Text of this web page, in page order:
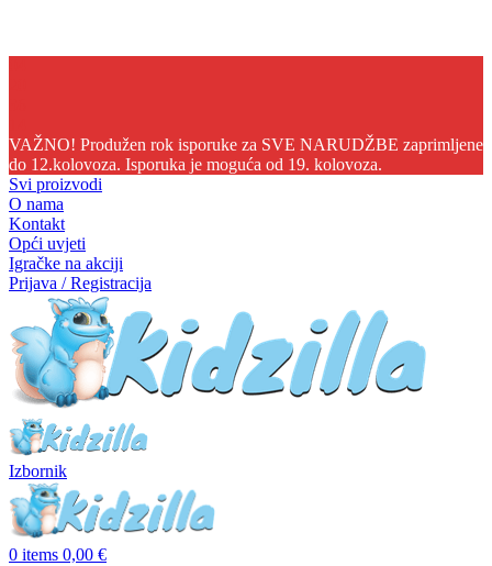
VAŽNO! Produžen rok isporuke za SVE NARUDŽBE zaprimljene
do 12.kolovoza. Isporuka je moguća od 19. kolovoza.
Svi proizvodi
O nama
Kontakt
Opći uvjeti
Igračke na akciji
Prijava / Registracija
Izbornik
0 items 0,00 €